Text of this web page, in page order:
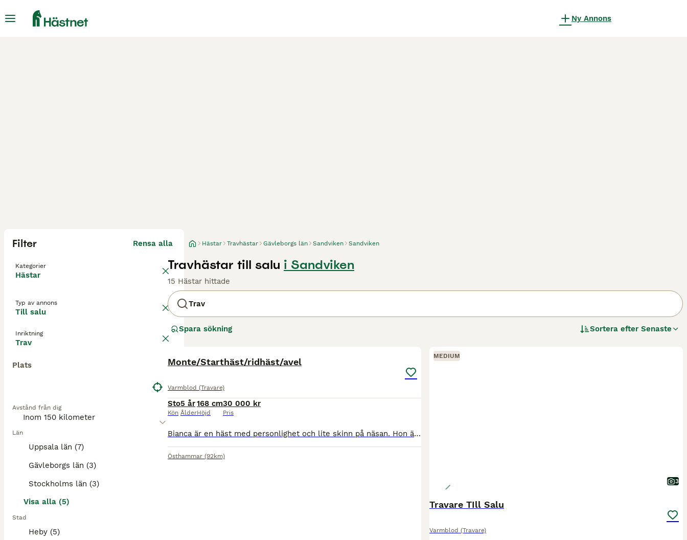
Ny Annons
Filter Rensa alla
Kategorier
Hästar
Typ av annons
Till salu
Inriktning
Trav
Plats
Avstånd från dig
Län
Uppsala län (7)
Gävleborgs län (3)
Stockholms län (3)
Visa alla (5)
Stad
Heby (5)
Hästar Travhästar Gävleborgs län Sandviken Sandviken
Travhästar till salu i Sandviken
15 Hästar hittade
Trav
Spara sökning Sortera efter Senaste
Monte/Starthäst/ridhäst/avel
Varmblod (Travare)
Sto
Kön
5 år
Ålder
168 cm
Höjd
30 000 kr
Pris
Bianca är en häst med personlighet och lite skinn på näsan. Hon är väldigt startsnabb men har inte riktigt räckt till sista biten, behöver mer konditionsträning. Skulle nog passa utmärkt till monte.
Östhammar (92km)
MEDIUM
3
Travare TIll Salu
Varmblod (Travare)